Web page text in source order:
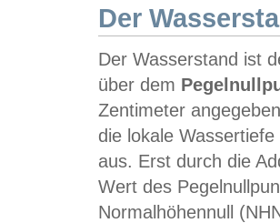
Der
Der Wasserstand ist
über dem
Zentimeter
die lokale
aus. Erst durch die
Wert des
Normalhöhennull